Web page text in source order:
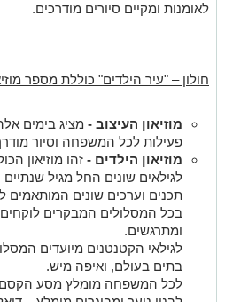
מוזיאון הילדים -
זהו מוזיאון
בכל המסלולים המבקרים
ומתרגשים.
לגילאי הקטנטנים מיועדים
בתים בעולם, ואיפה מיש.
לכל המשפחה מומלץ מסע
לבניי נוער ומבוגרים מומלץ –
הזמן.
קיימים עוד מסלוליי ביקור נוספים